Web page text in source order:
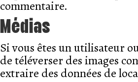
commentaire.
Médias
Si vous êtes un utilisateur
de téléverser des images
extraire des données de